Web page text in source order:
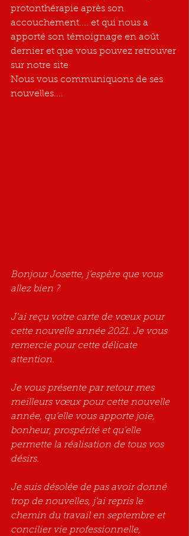
protonthérapie après son
accouchement.... et qui nous a
apporté son témoignage en août
dernier et que vous pouvez retrouver
sur notre site
Nous vous communiquons de ses
nouvelles....
Bonjour Josette, j’espère que vous
allez bien ?
J’ai reçu votre carte de vœux pour
cette nouvelle année 2021. Je vous
remercie pour cette délicate
attention.
Je vous présente par retour mes
meilleurs vœux pour cette nouvelle
année, qu’elle vous apporte joie,
bonheur, prospérité et qu’elle
permette la réalisation de tous vos
désirs.
Je suis désolée de pas avoir donné
trop de nouvelles, j’ai repris le
chemin du travail en septembre et
concilier vie professionnelle,